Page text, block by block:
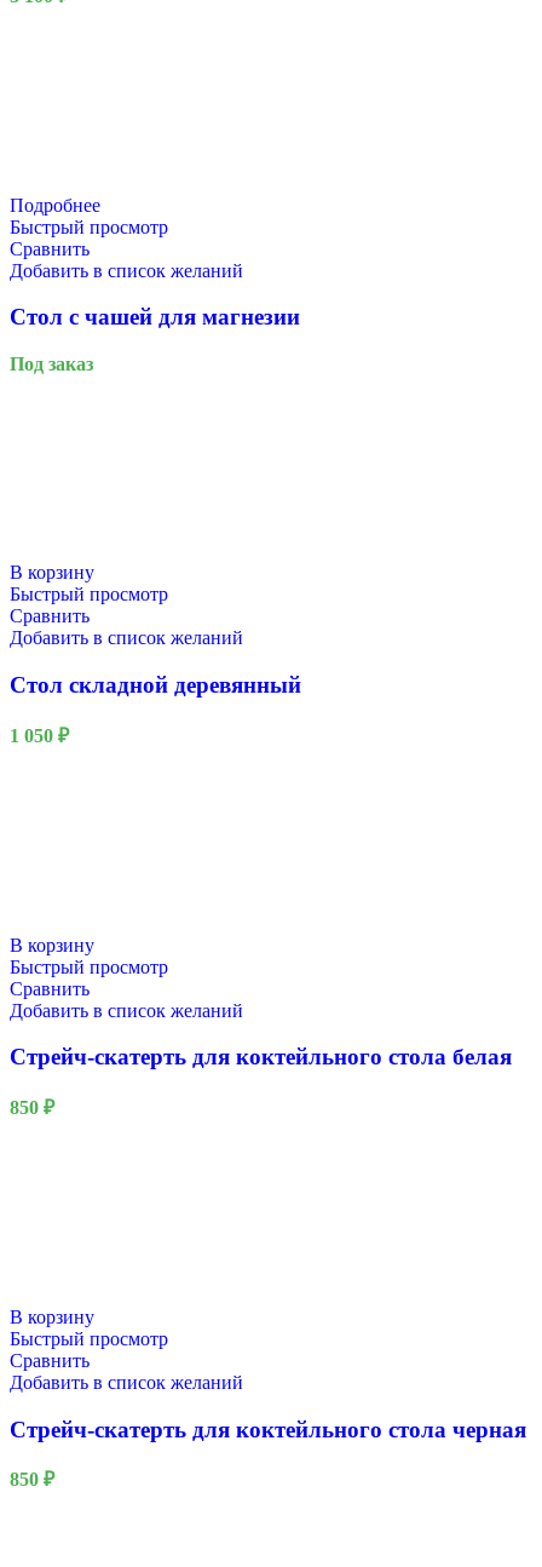
Подробнее
Быстрый просмотр
Сравнить
Добавить в список желаний
Стол с чашей для магнезии
Под заказ
В корзину
Быстрый просмотр
Сравнить
Добавить в список желаний
Стол складной деревянный
1 050 ₽
В корзину
Быстрый просмотр
Сравнить
Добавить в список желаний
Стрейч-скатерть для коктейльного стола белая
850 ₽
В корзину
Быстрый просмотр
Сравнить
Добавить в список желаний
Стрейч-скатерть для коктейльного стола черная
850 ₽